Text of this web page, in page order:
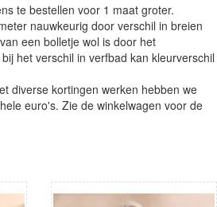
te bestellen voor 1 maat groter.
nauwkeurig door verschil in breien
een bolletje wol is door het
het verschil in verfbad kan kleurverschil
diverse kortingen werken hebben we
euro's. Zie de winkelwagen voor de